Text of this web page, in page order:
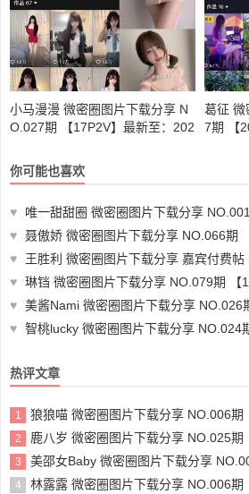
小马漫漫 微密圈图片下载分享 N
O.027期 【17P2V】最新至：202
葛征 微
7期 【
你可能也喜欢
♥ 唯一甜甜圈 微密圈图片下载分享 NO.001
♥ 聂傲娇 微密圈图片下载分享 NO.066期 【23P】最
♥
王胜利 微密圈图片下载分享 嘉宾付费帖 NO.017期 【6P1V
♥ 琳铛 微密圈图片下载分享 NO.079期 【13P3V】
♥ 美酱Nami 微密圈图片下载分享 NO.026期 【22P】
♥ 智桃lucky 微密圈图片下载分享 NO.024期 【20P1V】最
热评文章
1 狼狼喵 微密圈图片下载分享 NO.006期
2 鹿八岁 微密圈图片下载分享 NO.025期 【12P】
3 美邵女Baby 微密圈图片下载分享
4 林露露 微密圈图片下载分享 NO.006期